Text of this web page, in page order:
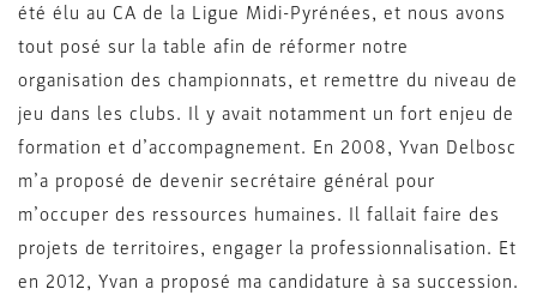
été élu au CA de la Ligue Midi-Pyrénées, et nous avons
tout posé sur la table afin de réformer notre
organisation des championnats, et remettre du niveau de
jeu dans les clubs. Il y avait notamment un fort enjeu de
formation et d’accompagnement. En 2008, Yvan Delbosc
m’a proposé de devenir secrétaire général pour
m’occuper des ressources humaines. Il fallait faire des
projets de territoires, engager la professionnalisation. Et
en 2012, Yvan a proposé ma candidature à sa succession.